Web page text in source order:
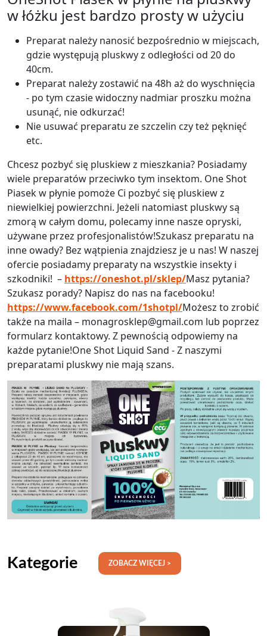
w łóżku jest bardzo prosty w użyciu
Preparat należy nanosić bezpośrednio w miejscach,
gdzie występują pluskwy z odległości od 20 do
40cm.
Preparat należy zostawić na 48h aż do wyschnięcia
- po tym czasie widoczny nadmiar proszku można
usunąć, nie odkurzać!
Nie usuwać preparatu ze szczelin czy też pęknięć
etc.
Chcesz pozbyć się pluskiew z mieszkania? Posiadamy
wiele preparatów przeciwko tym insektom. One Shot
Piasek w płynie pomoże Ci pozbyć się pluskiew z
niewielkiej powierzchni. Jeżeli natomiast pluskwy są
zmorą w całym domu, polecamy inne nasze opryski,
używane przez profesjonalistów!Szukasz preparatu na
inne owady? Bez wątpienia znajdziesz je u nas! W naszej
ofercie posiadamy preparaty na wszystkie insekty i
szkodniki! – https://oneshot.pl/sklep/Masz pytania?
Szukasz porady? Napisz do nas na facebooku!
https://www.facebook.com/1shotpl/Możesz to zrobić
także na maila – monagrosklep@gmail.com lub poprzez
formularz kontaktowy. Z pewnością odpowiemy na
każde pytanie!One Shot Liquid Sand - Z naszymi
preparatami pluskwy nie mają szans.
Kategorie ZOBACZ WIĘCEJ >